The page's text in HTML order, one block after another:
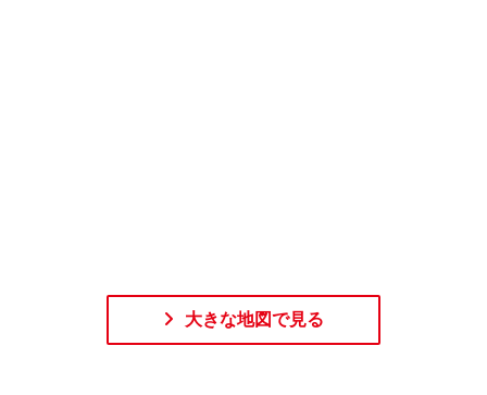
大きな地図で見る